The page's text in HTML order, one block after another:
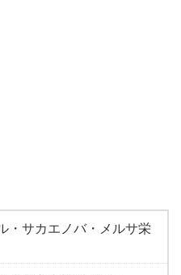
・サカエノバ・メルサ栄